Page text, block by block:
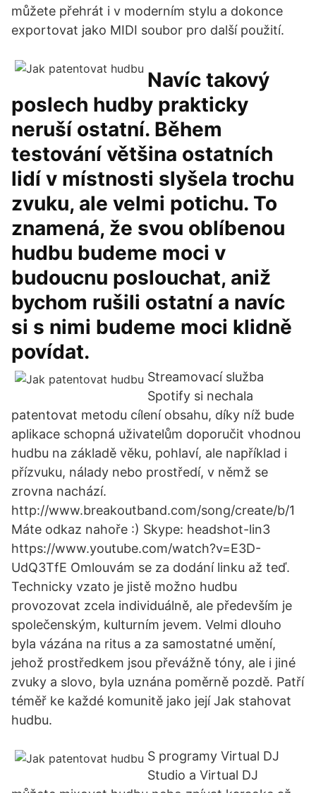
můžete přehrát i v moderním stylu a dokonce
exportovat jako MIDI soubor pro další použití.
Navíc takový
poslech hudby prakticky
neruší ostatní. Během
testování většina ostatních
lidí v místnosti slyšela trochu
zvuku, ale velmi potichu. To
znamená, že svou oblíbenou
hudbu budeme moci v
budoucnu poslouchat, aniž
bychom rušili ostatní a navíc
si s nimi budeme moci klidně
povídat.
Streamovací služba
Spotify si nechala
patentovat metodu cílení obsahu, díky níž bude
aplikace schopná uživatelům doporučit vhodnou
hudbu na základě věku, pohlaví, ale například i
přízvuku, nálady nebo prostředí, v němž se
zrovna nachází.
http://www.breakoutband.com/song/create/b/1
Máte odkaz nahoře :) Skype: headshot-lin3
https://www.youtube.com/watch?v=E3D-
UdQ3TfE Omlouvám se za dodání linku až teď.
Technicky vzato je jistě možno hudbu
provozovat zcela individuálně, ale především je
společenským, kulturním jevem. Velmi dlouho
byla vázána na ritus a za samostatné umění,
jehož prostředkem jsou převážně tóny, ale i jiné
zvuky a slovo, byla uznána poměrně pozdě. Patří
téměř ke každé komunitě jako její Jak stahovat
hudbu.
S programy Virtual DJ
Studio a Virtual DJ